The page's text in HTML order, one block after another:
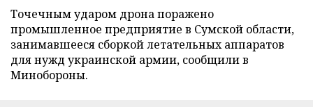
Точечным ударом дрона поражено
промышленное предприятие в Сумской области,
занимавшееся сборкой летательных аппаратов
для нужд украинской армии, сообщили в
Минобороны.